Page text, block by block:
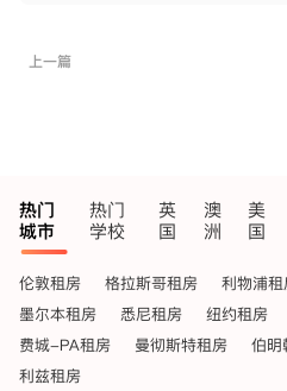
上一篇
热门
城市
热门
学校
英
国
澳
洲
美
国
伦敦租房 格拉斯哥租房 利物浦租
墨尔本租房
悉尼租房 纽约租房
费城-PA租房
曼彻斯特租房 伯明
利兹租房